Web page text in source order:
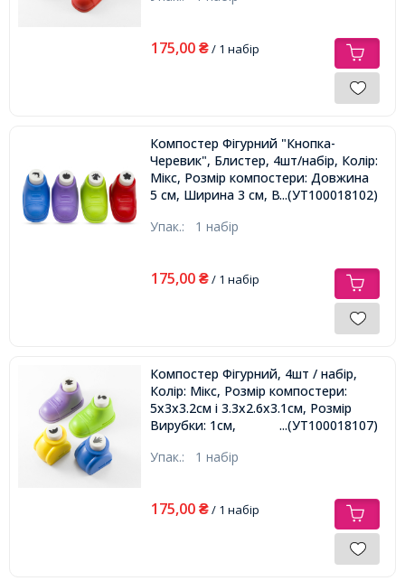
175,00 ₴/ 1 набір
Компостер Фігурний "Кнопка-
Черевик", Блистер, 4шт/набір, Колір:
Мікс, Розмір компостери: Довжина
5 см, Ширина 3 см, Висота 3.2см,
...(УТ100018102)
Упак.: 1 набір
175,00 ₴/ 1 набір
Компостер Фігурний, 4шт / набір,
Колір: Мікс, Розмір компостери:
5х3х3.2см і 3.3х2.6х3.1см, Розмір
Вирубки: 1см,
...(УТ100018107)
Упак.: 1 набір
175,00 ₴/ 1 набір